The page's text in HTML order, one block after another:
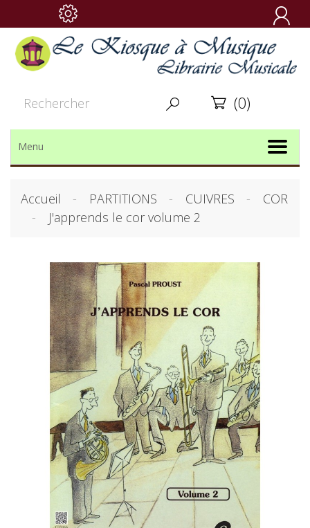

  (0)
Menu
Accueil PARTITIONS CUIVRES
COR
J'apprends le cor volume 2